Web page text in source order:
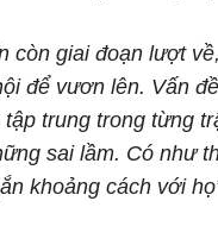
còn giai đoạn lượt
để vươn lên. Vấn
tập trung trong từng
sai lầm. Có như
khoảng cách với